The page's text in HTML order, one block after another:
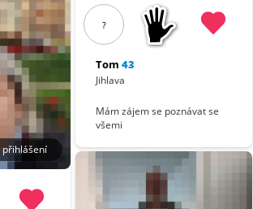
přihlášení
?
Tom 43
Jihlava
Mám zájem se poznávat se
všemi